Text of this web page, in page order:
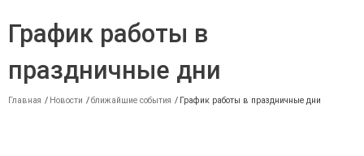
График работы в
праздничные дни
Главная / Новости /ближайшие события / График работы в праздничные дни